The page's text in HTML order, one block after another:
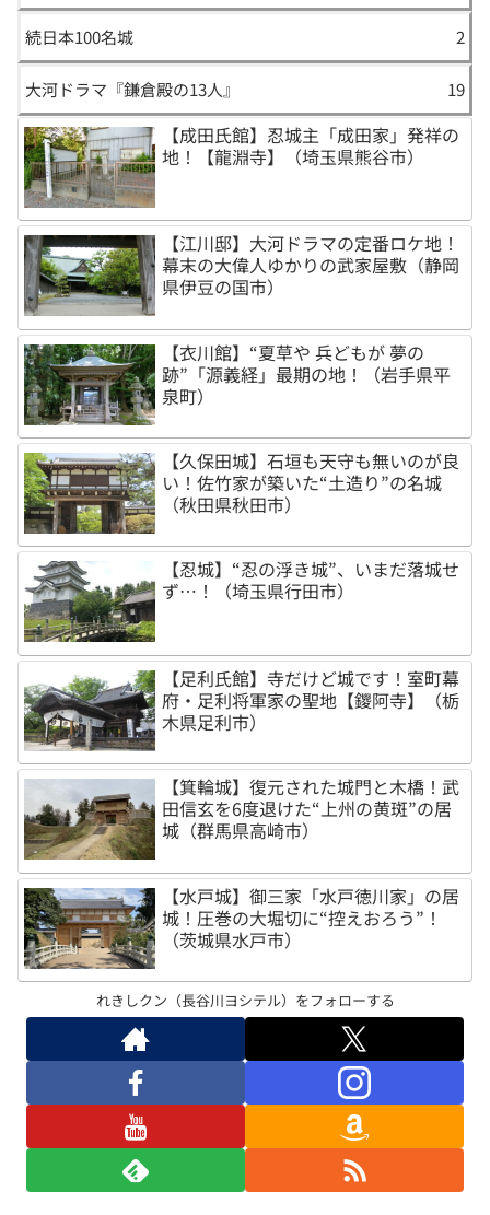
続日本100名城 2
大河ドラマ『鎌倉殿の13人』 19
【成田氏館】忍城主「成田家」発祥の
地！【龍淵寺】（埼玉県熊谷市）
【江川邸】大河ドラマの定番ロケ地！
幕末の大偉人ゆかりの武家屋敷（静岡
県伊豆の国市）
【衣川館】“夏草や 兵どもが 夢の
跡”「源義経」最期の地！（岩手県平
泉町）
【久保田城】石垣も天守も無いのが良
い！佐竹家が築いた“土造り”の名城
（秋田県秋田市）
【忍城】“忍の浮き城”、いまだ落城せ
ず…！（埼玉県行田市）
【足利氏館】寺だけど城です！室町幕
府・足利将軍家の聖地【鑁阿寺】（栃
木県足利市）
【箕輪城】復元された城門と木橋！武
田信玄を6度退けた“上州の黄斑”の居
城（群馬県高崎市）
【水戸城】御三家「水戸徳川家」の居
城！圧巻の大堀切に“控えおろう”！
（茨城県水戸市）
れきしクン（長谷川ヨシテル）をフォローする